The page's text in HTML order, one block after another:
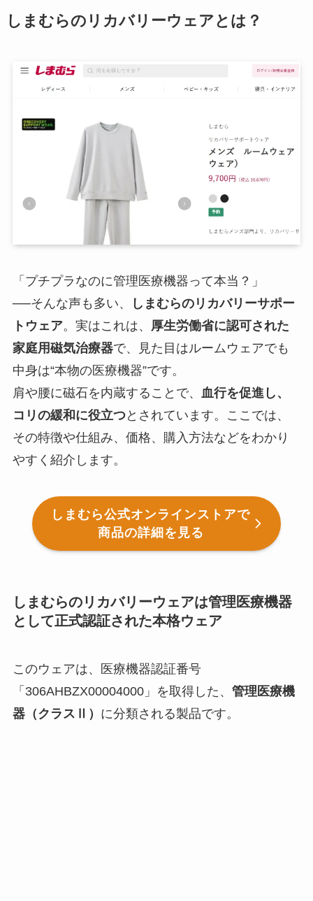
しまむらのリカバリーウェアとは？
「プチプラなのに管理医療機器って本当？」
──そんな声も多い、
しまむらのリカバリーサポー
トウェア。実はこれは、
厚生労働省に認可された
家庭用磁気治療器で、見た目はルームウェアでも
中身は“本物の医療機器”です。
肩や腰に磁石を内蔵することで、
血行を促進し、
コリの緩和に役立つとされています。ここでは、
その特徴や仕組み、価格、購入方法などをわかり
やすく紹介します。
しまむら公式オンラインストアで
商品の詳細を見る
しまむらのリカバリーウェアは管理医療機器
として正式認証された本格ウェア
このウェアは、医療機器認証番号
「306AHBZX00004000」を取得した、 管理医療機
器（クラスⅡ） に分類される製品です。